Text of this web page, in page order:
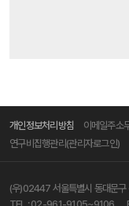
개인정보처리방침 이메일주소
연구비집행관리(관리자로그인)
(우)02447 서울특별시 동대문